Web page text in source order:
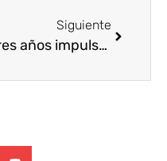
Siguiente
Tres años impulsando el voluntariado corporativo